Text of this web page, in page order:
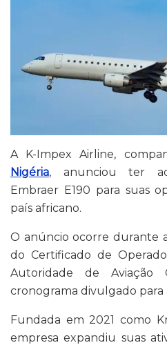
A K-Impex Airline,
Nigéria, anunciou ter
Embraer E190 para suas
país africano.
O anúncio ocorre durante
do Certificado de
Autoridade de Aviação
cronograma divulgado para
Fundada em 2021 como
empresa expandiu suas